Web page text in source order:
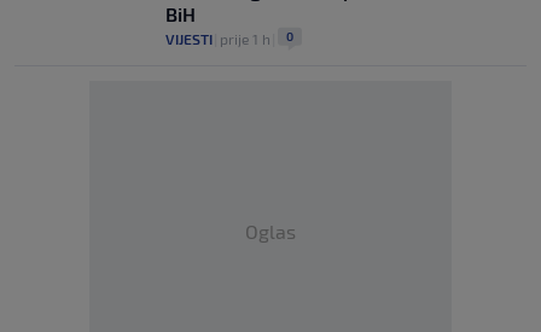
BiH
VIJESTI prije 1 h 0
Oglas